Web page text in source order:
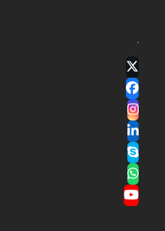
Twitter
(deprecated)
Facebook
Instagram
LinkedIn
Skype
Whatsapp
YouTube